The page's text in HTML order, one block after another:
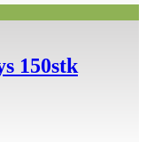
150stk